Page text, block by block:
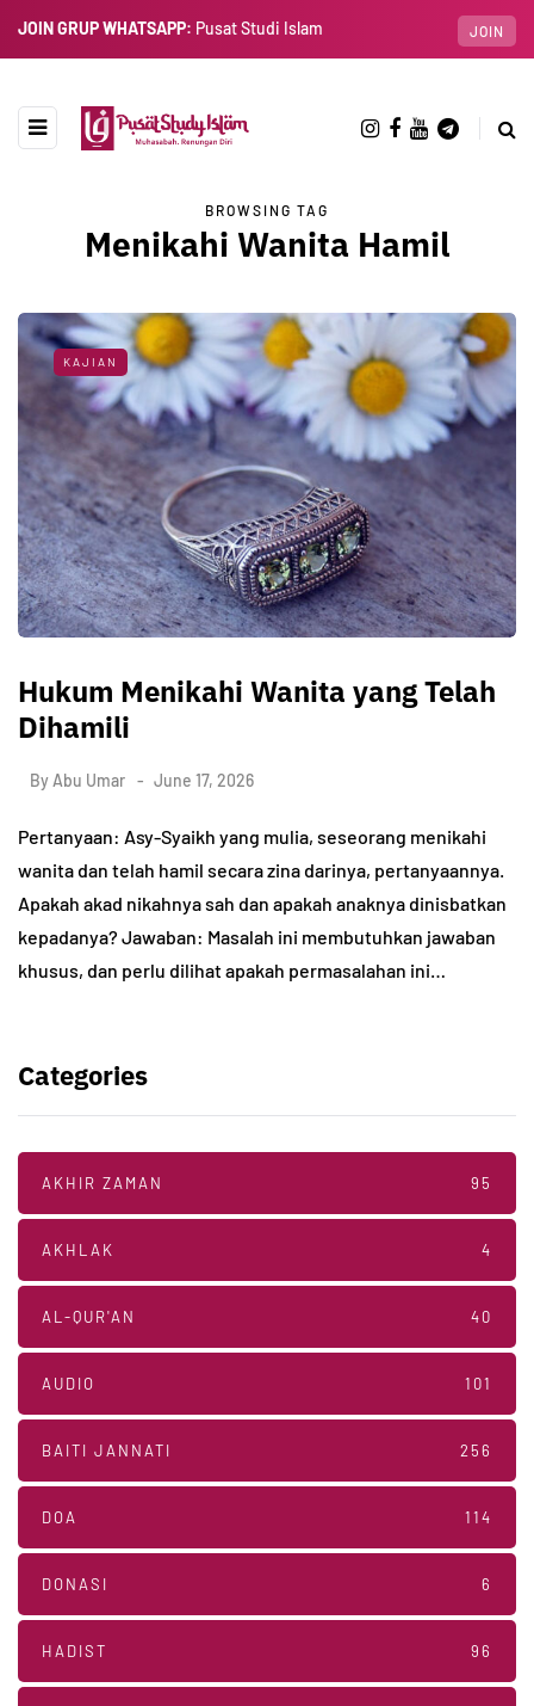
JOIN GRUP WHATSAPP: Pusat Studi Islam JOIN
BROWSING TAG
Menikahi Wanita Hamil
KAJIAN
Hukum Menikahi Wanita yang Telah
Dihamili
By Abu Umar June 17, 2026
Pertanyaan: Asy-Syaikh yang mulia, seseorang menikahi
wanita dan telah hamil secara zina darinya, pertanyaannya.
Apakah akad nikahnya sah dan apakah anaknya dinisbatkan
kepadanya? Jawaban: Masalah ini membutuhkan jawaban
khusus, dan perlu dilihat apakah permasalahan ini…
Categories
AKHIR ZAMAN 95
AKHLAK 4
AL-QUR'AN 40
AUDIO 101
BAITI JANNATI 256
DOA 114
DONASI 6
HADIST 96